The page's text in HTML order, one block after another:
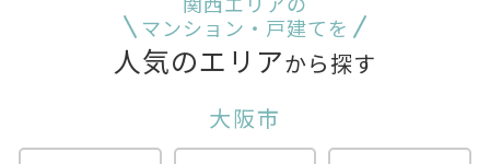
マンション・戸建てを
人気のエリアから探す
大阪市